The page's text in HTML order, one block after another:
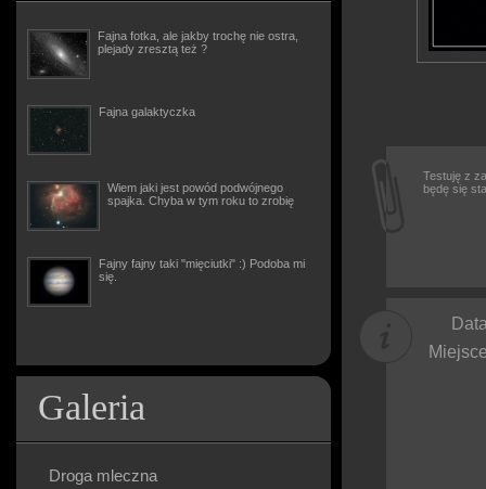
Fajna fotka, ale jakby trochę nie ostra,
plejady zresztą też ?
Fajna galaktyczka
Wiem jaki jest powód podwójnego
spajka. Chyba w tym roku to zrobię
Fajny fajny taki "mięciutki" :) Podoba mi
się.
Galeria
Droga mleczna
Testuję z
będę się